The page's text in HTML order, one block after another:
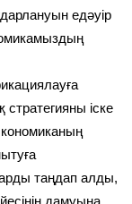
едәуір
іске
таңдап алды,
дамуына